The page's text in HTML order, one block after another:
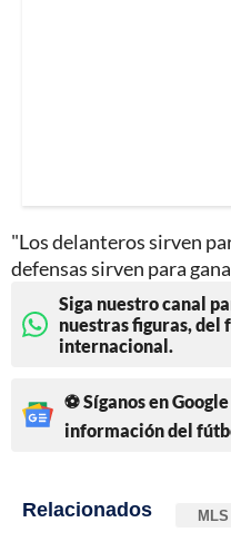
"Los delanteros sirven
defensas sirven para
Siga nuestro canal
nuestras figuras, del
internacional.
⚽ Síganos en
información del
Relacionados MLS